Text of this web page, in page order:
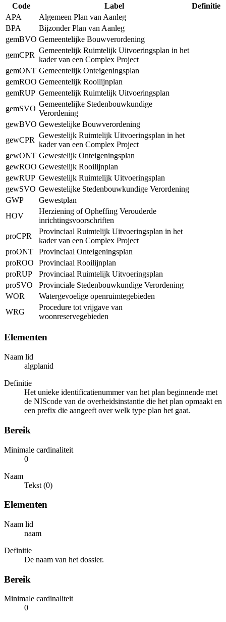
Code
Label
Definitie
APA
Algemeen Plan van Aanleg
BPA
Bijzonder Plan van Aanleg
gemBVO Gemeentelijke Bouwverordening
gemCPR
Gemeentelijk Ruimtelijk Uitvoeringsplan in het
kader van een Complex Project
gemONT Gemeentelijk Onteigeningsplan
gemROO Gemeentelijk Rooilijnplan
gemRUP Gemeentelijk Ruimtelijk Uitvoeringsplan
gemSVO
Gemeentelijke Stedenbouwkundige
Verordening
gewBVO Gewestelijke Bouwverordening
gewCPR
Gewestelijk Ruimtelijk Uitvoeringsplan in het
kader van een Complex Project
gewONT Gewestelijk Onteigeningsplan
gewROO Gewestelijk Rooilijnplan
gewRUP Gewestelijk Ruimtelijk Uitvoeringsplan
gewSVO Gewestelijke Stedenbouwkundige Verordening
GWP
Gewestplan
HOV
Herziening of Opheffing Verouderde
inrichtingsvoorschriften
proCPR
Provinciaal Ruimtelijk Uitvoeringsplan in het
kader van een Complex Project
proONT
Provinciaal Onteigeningsplan
proROO
Provinciaal Rooilijnplan
proRUP
Provinciaal Ruimtelijk Uitvoeringsplan
proSVO
Provinciale Stedenbouwkundige Verordening
WOR
Watergevoelige openruimtegebieden
WRG
Procedure tot vrijgave van
woonreservegebieden
Elementen
Naam lid
algplanid
Definitie
Het unieke identificatienummer van het plan beginnende met
de NIScode van de overheidsinstantie die het plan opmaakt en
een prefix die aangeeft over welk type plan het gaat.
Bereik
Minimale cardinaliteit
0
Naam
Tekst (0)
Elementen
Naam lid
naam
Definitie
De naam van het dossier.
Bereik
Minimale cardinaliteit
0